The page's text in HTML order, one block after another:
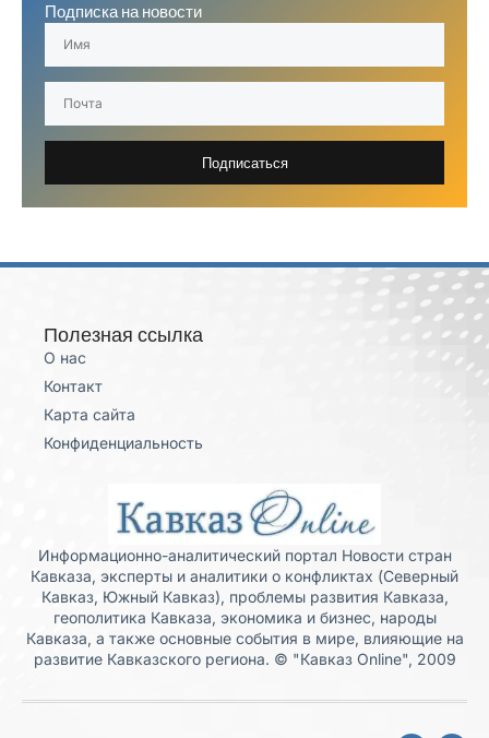
Подписка на новости
Подписаться
Полезная ссылка
О нас
Контакт
Карта сайта
Конфиденциальность
Информационно-аналитический портал Новости стран
Кавказа, эксперты и аналитики о конфликтах (Северный
Кавказ, Южный Кавказ), проблемы развития Кавказа,
геополитика Кавказа, экономика и бизнес, народы
Кавказа, а также основные события в мире, влияющие на
развитие Кавказского региона. © "Кавказ Online", 2009